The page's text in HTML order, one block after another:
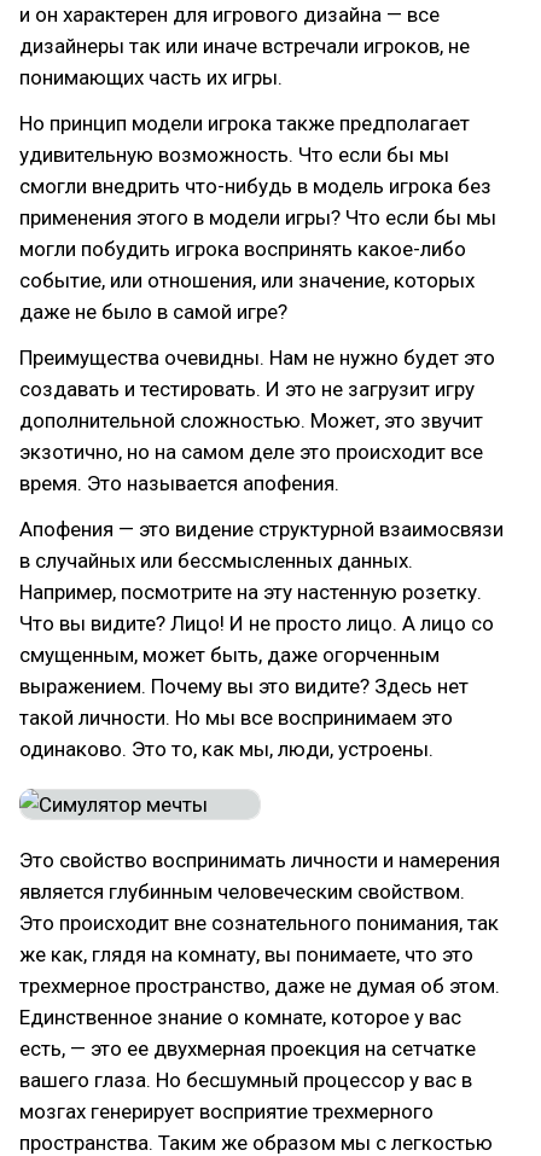
и он характерен для игрового дизайна — все
дизайнеры так или иначе встречали игроков, не
понимающих часть их игры.
Но принцип модели игрока также предполагает
удивительную возможность. Что если бы мы
смогли внедрить что-нибудь в модель игрока без
применения этого в модели игры? Что если бы мы
могли побудить игрока воспринять какое-либо
событие, или отношения, или значение, которых
даже не было в самой игре?
Преимущества очевидны. Нам не нужно будет это
создавать и тестировать. И это не загрузит игру
дополнительной сложностью. Может, это звучит
экзотично, но на самом деле это происходит все
время. Это называется апофения.
Апофения — это видение структурной взаимосвязи
в случайных или бессмысленных данных.
Например, посмотрите на эту настенную розетку.
Что вы видите? Лицо! И не просто лицо. А лицо со
смущенным, может быть, даже огорченным
выражением. Почему вы это видите? Здесь нет
такой личности. Но мы все воспринимаем это
одинаково. Это то, как мы, люди, устроены.
Это свойство воспринимать личности и намерения
является глубинным человеческим свойством.
Это происходит вне сознательного понимания, так
же как, глядя на комнату, вы понимаете, что это
трехмерное пространство, даже не думая об этом.
Единственное знание о комнате, которое у вас
есть, — это ее двухмерная проекция на сетчатке
вашего глаза. Но бесшумный процессор у вас в
мозгах генерирует восприятие трехмерного
пространства. Таким же образом мы с легкостью